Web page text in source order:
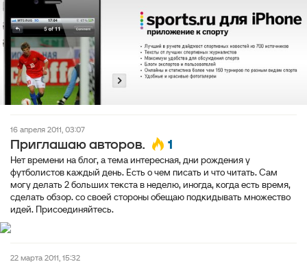
16 апреля 2011, 03:07
Приглашаю авторов. 1
Нет времени на блог, а тема интересная, дни рождения у
футболистов каждый день. Есть о чем писать и что читать. Сам
могу делать 2 больших текста в неделю, иногда, когда есть время,
сделать обзор. со своей стороны обещаю подкидывать множество
идей. Присоединяйтесь.
22 марта 2011, 15:32